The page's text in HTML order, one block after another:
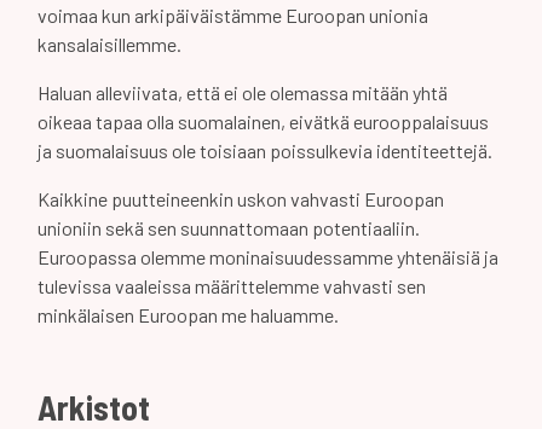
voimaa kun arkipäiväistämme Euroopan unionia
kansalaisillemme.
Haluan alleviivata, että ei ole olemassa mitään yhtä
oikeaa tapaa olla suomalainen, eivätkä eurooppalaisuus
ja suomalaisuus ole toisiaan poissulkevia identiteettejä.
Kaikkine puutteineenkin uskon vahvasti Euroopan
unioniin sekä sen suunnattomaan potentiaaliin.
Euroopassa olemme moninaisuudessamme yhtenäisiä ja
tulevissa vaaleissa määrittelemme vahvasti sen
minkälaisen Euroopan me haluamme.
Arkistot